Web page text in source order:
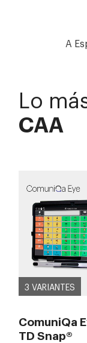
A
Lo
CAA
3 VARIANTES
ComuniQa
TD Snap®